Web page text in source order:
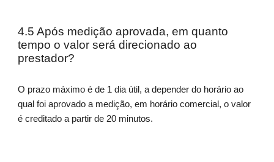
4.5 Após medição aprovada, em quanto
tempo o valor será direcionado ao
prestador?
O prazo máximo é de 1 dia útil, a depender do horário ao
qual foi aprovado a medição, em horário comercial, o valor
é creditado a partir de 20 minutos.